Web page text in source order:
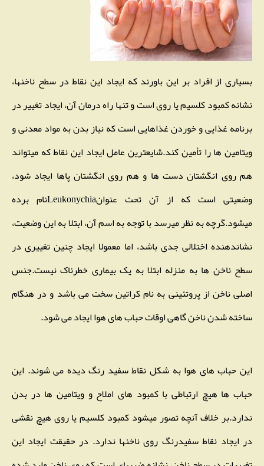
بسیاری از افراد بر این باورند که ایجاد این نقاط در سطح ناخنها،
نشانه کمبود کلسیم یا روی است و تنها راه درمان آن، ایجاد تغییر در
برنامه غذایی و خوردن غذاهایی است که نیاز بدن به مواد معدنی و
ویتامین ها را تأمین کند.شایعترین عامل ایجاد این نقاط که میتواند
هم روی انگشتان دست ها و هم روی انگشتان پاها ایجاد شود،
وضعیتی است که از آن تحت عنوانLeukonychiaنام برده
میشود.گرچه به نظر میرسد با توجه به اسم آن، ابتلا به این وضعیت،
نشاندهنده اختلالی جدی باشد، اما معمولا ایجاد چنین تغییری در
سطح ناخن ها به منزله ابتلا به یک بیماری خطرناک نیست.جنس
اصلی ناخن از پروتئینی به نام کراتین سخت می باشد و در هنگام
ساخته شدن ناخن گاهی اوقات حباب های هوا ایجاد می شود.
این حباب های هوا به شکل نقاط سفید رنگ دیده می شوند. این
حباب ها هیچ ارتباطی با کمبود های املاح و ویتامین ها در بدن
ندارد.بر خلاف آنچه تصور میشود کمبود کلسیم یا روی هیچ نقشی
در ایجاد نقاط سفیدرنگ روی ناخنها ندارد. در حقیقت ایجاد این